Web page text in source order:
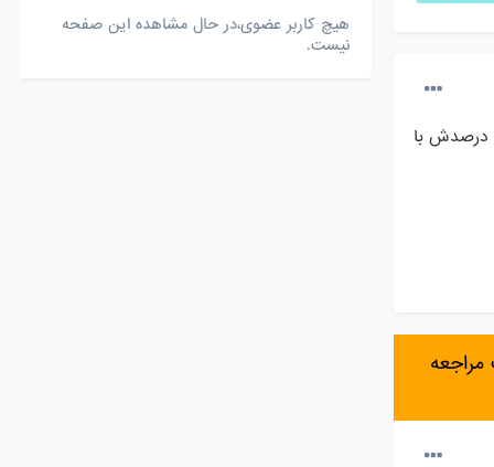
درصدش با
هیچ کاربر عضوی،در حال مشاهده این صفحه
نیست.